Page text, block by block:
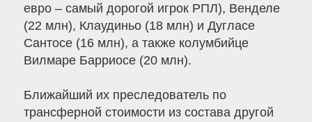
евро – самый дорогой игрок РПЛ), Венделе
(22 млн), Клаудиньо (18 млн) и Дугласе
Сантосе (16 млн), а также колумбийце
Вилмаре Барриосе (20 млн).
Ближайший их преследователь по
трансферной стоимости из состава другой